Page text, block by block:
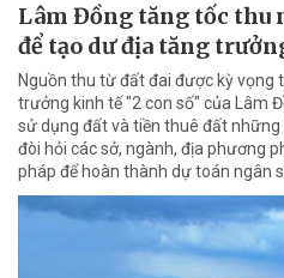
Lâm Đồng tăng tốc thu
để tạo dư địa tăng
Nguồn thu từ đất đai được kỳ vọng
trưởng kinh tế "2 con số" của Lâm
sử dụng đất và tiền thuê đất
đòi hỏi các sở, ngành, địa phương
pháp để hoàn thành dự toán ngân